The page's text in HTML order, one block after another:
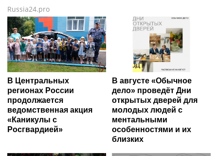
Russia24.pro
В Центральных
регионах России
продолжается
ведомственная акция
«Каникулы с
Росгвардией»
В августе «Обычное
дело» проведёт Дни
открытых дверей для
молодых людей с
ментальными
особенностями и их
близких